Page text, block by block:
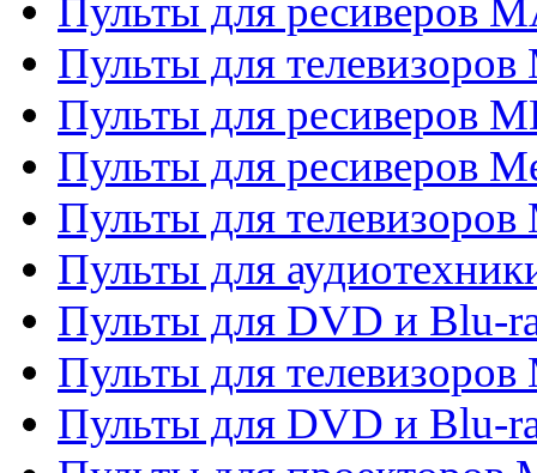
Пульты для ресиверов
Пульты для телевизоров
Пульты для ресиверов
Пульты для ресиверов
Пульты для телевизоров
Пульты для
Пульты для DVD и Blu-
Пульты для
Пульты для DVD и Blu-